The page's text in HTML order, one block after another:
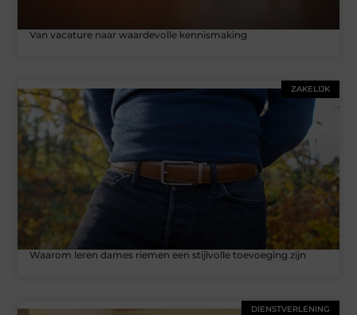
Van vacature naar waardevolle kennismaking
ZAKELIJK
Waarom leren dames riemen een stijlvolle toevoeging zijn
DIENSTVERLENING